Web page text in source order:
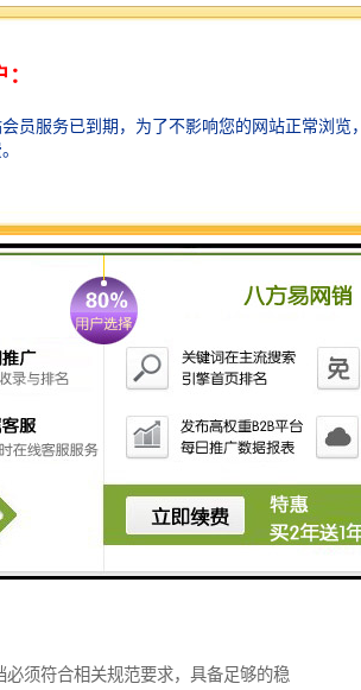
考虑了围挡的重复利用性，采用模块化
短了现场安装时间，又便于拆卸转移，
符合绿色施工理念。
团队会根据现场实际情况，提供合理的
化生产线确保产品质量稳定；专业的安
现场施工，确保围挡系统牢固安全。
特殊需求，一些服务商还提供租赁选
短期工程或需要频繁调整围挡布局的施
低了客户的初期投入，也避免了工程结
理的问题。
衡艺术
必须符合相关规范要求，具备足够的稳